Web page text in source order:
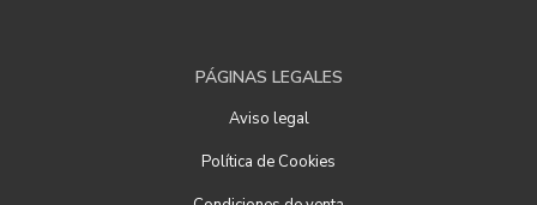
PÁGINAS LEGALES
Aviso legal
Política de Cookies